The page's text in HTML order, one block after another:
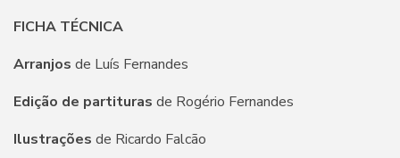
FICHA TÉCNICA
Arranjos de Luís Fernandes
Edição de partituras de Rogério Fernandes
Ilustrações de Ricardo Falcão